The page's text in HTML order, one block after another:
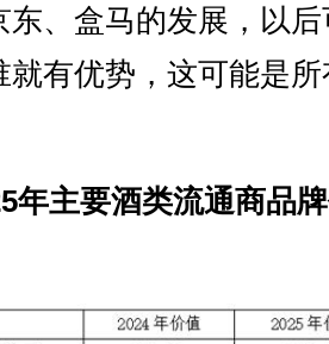
东、盒马的发展，以
就有优势，这可能是
年主要酒类流通商品